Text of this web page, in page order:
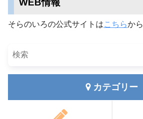
そらのいろの公式サイトはこちらから
カテゴリー